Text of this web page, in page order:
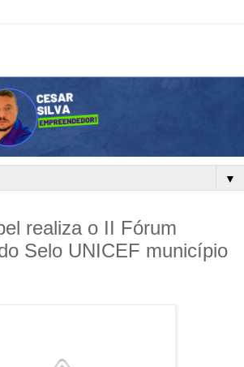
▼
realiza o II Fórum
Selo UNICEF município